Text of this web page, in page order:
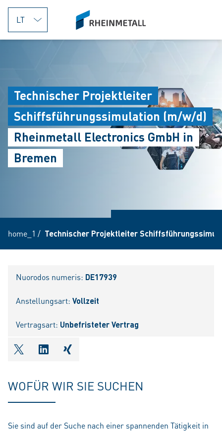
jumpToMain
siteLogo
Technischer Projektleiter
Schiffsführungssimulation (m/w/d)
Rheinmetall Electronics GmbH in
Bremen
home_1 / Technischer Projektleiter
Nuorodos numeris: DE17939
Anstellungsart: Vollzeit
Vertragsart: Unbefristeter Vertrag
shareOntwitter
shareOnlinkedIn
shareOnxing
WOFÜR WIR SIE SUCHEN
Sie sind auf der Suche nach einer spannenden Tätigkeit in